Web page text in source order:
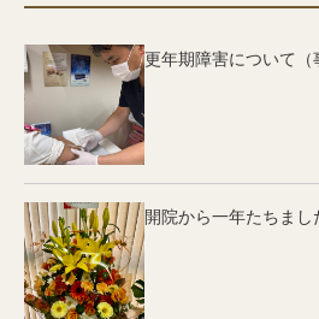
更年期障害について（
開院から一年たちまし